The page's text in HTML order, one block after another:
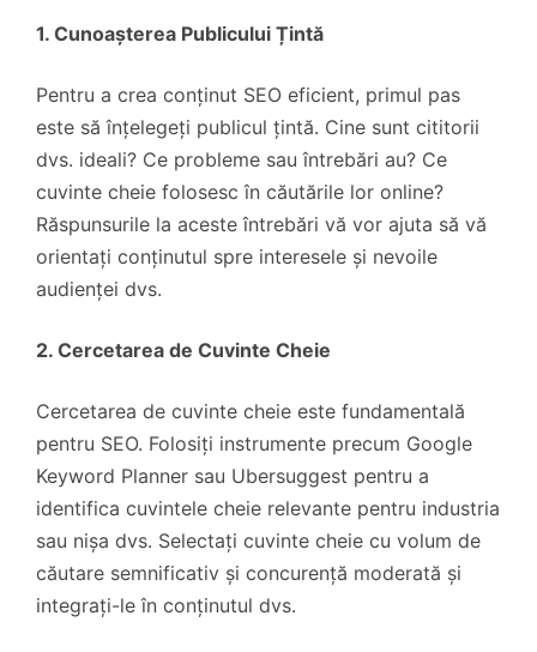
1. Cunoașterea Publicului Țintă
Pentru a crea conținut SEO eficient, primul pas
este să înțelegeți publicul țintă. Cine sunt cititorii
dvs. ideali? Ce probleme sau întrebări au? Ce
cuvinte cheie folosesc în căutările lor online?
Răspunsurile la aceste întrebări vă vor ajuta să vă
orientați conținutul spre interesele și nevoile
audienței dvs.
2. Cercetarea de Cuvinte Cheie
Cercetarea de cuvinte cheie este fundamentală
pentru SEO. Folosiți instrumente precum Google
Keyword Planner sau Ubersuggest pentru a
identifica cuvintele cheie relevante pentru industria
sau nișa dvs. Selectați cuvinte cheie cu volum de
căutare semnificativ și concurență moderată și
integrați-le în conținutul dvs.